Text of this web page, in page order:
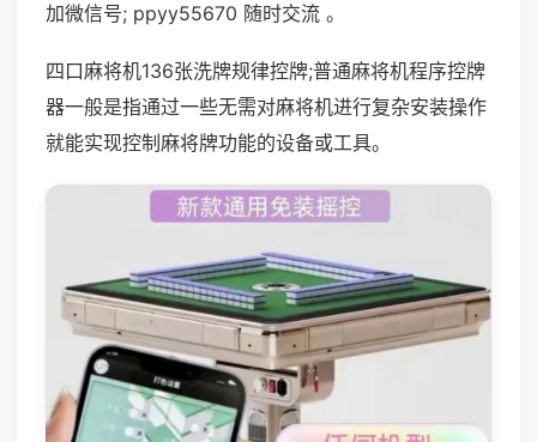
加微信号; ppyy55670 随时交流 。
四口麻将机136张洗牌规律控牌;普通麻将机程序控牌
器一般是指通过一些无需对麻将机进行复杂安装操作
就能实现控制麻将牌功能的设备或工具。